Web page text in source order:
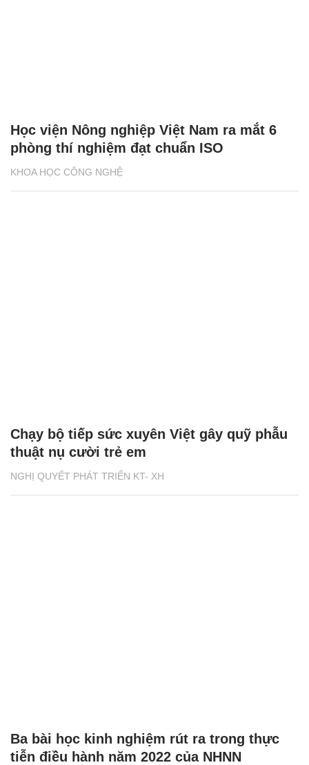
KHOA HỌC CÔNG NGHỆ
Học viện Nông nghiệp Việt Nam ra mắt 6
phòng thí nghiệm đạt chuẩn ISO
NGHỊ QUYẾT PHÁT TRIỂN KT- XH
Chạy bộ tiếp sức xuyên Việt gây quỹ phẫu
thuật nụ cười trẻ em
Ba bài học kinh nghiệm rút ra trong thực
tiễn điều hành năm 2022 của NHNN